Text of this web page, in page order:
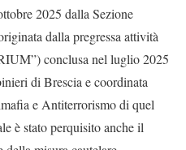
2025 dalla Sezione
dalla pregressa attività
conclusa nel luglio 2025
di Brescia e coordinata
e Antiterrorismo di quel
è stato perquisito anche il